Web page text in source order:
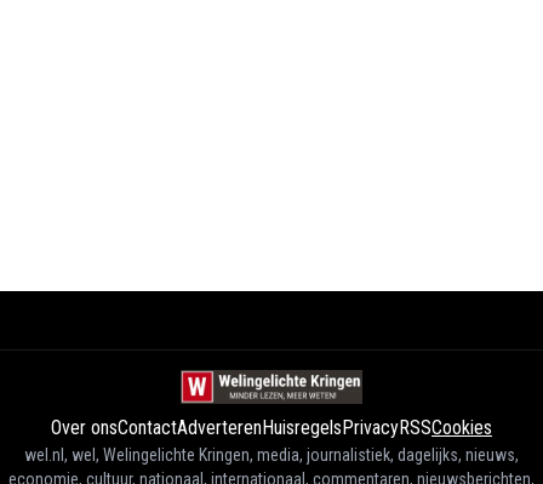
Over onsContactAdverterenHuisregelsPrivacyRSSCookies
wel.nl, wel, Welingelichte Kringen, media, journalistiek, dagelijks, nieuws,
economie, cultuur, nationaal, internationaal, commentaren, nieuwsberichten,